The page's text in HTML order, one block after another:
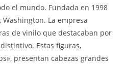
el mundo. Fundada en 1998
La empresa
de vinilo que destacaban por
Estas figuras,
presentan cabezas grandes